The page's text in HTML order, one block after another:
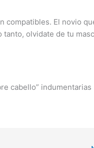
compatibles. El novio
olvidate de tu
cabello” indumentarias